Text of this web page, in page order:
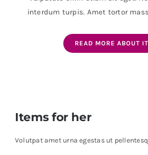
interdum turpis. Amet tortor
READ MORE ABOUT IT
Items for her
Volutpat amet urna egestas ut